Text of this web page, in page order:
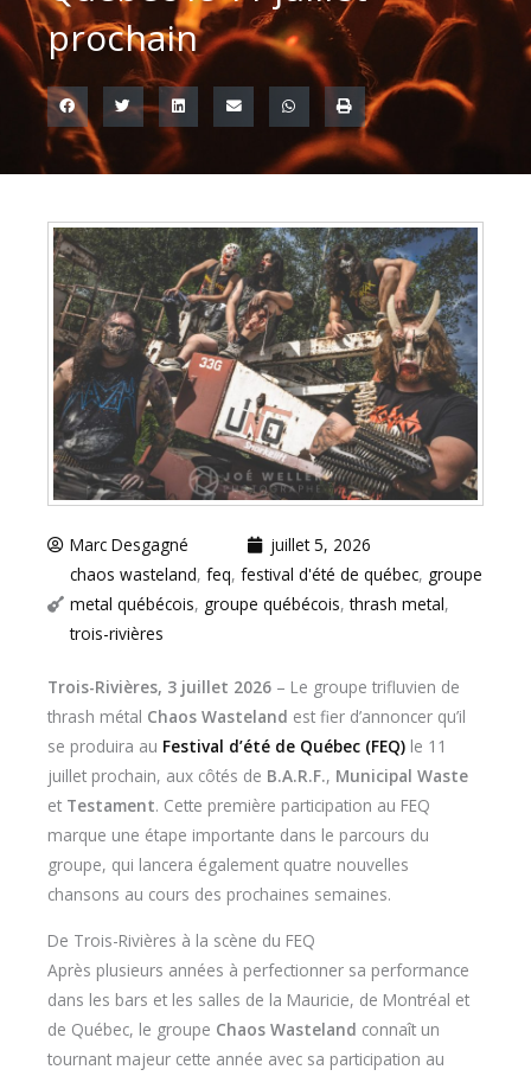
prochain
Marc Desgagné
juillet 5, 2026
chaos wasteland, feq, festival d'été de québec, groupe
metal québécois, groupe québécois,thrash metal,
trois-rivières
Trois-Rivières, 3 juillet 2026 – Le groupe trifluvien de
thrash métal Chaos Wasteland est fier d’annoncer qu’il
se produira au Festival d’été de Québec (FEQ) le 11
juillet prochain, aux côtés de B.A.R.F., Municipal Waste
et Testament. Cette première participation au FEQ
marque une étape importante dans le parcours du
groupe, qui lancera également quatre nouvelles
chansons au cours des prochaines semaines.
De Trois-Rivières à la scène du FEQ
Après plusieurs années à perfectionner sa performance
dans les bars et les salles de la Mauricie, de Montréal et
de Québec, le groupe Chaos Wasteland connaît un
tournant majeur cette année avec sa participation au